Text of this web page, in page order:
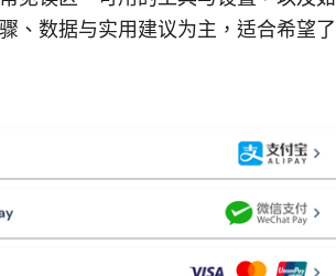
、数据与实用建议为主，适合希望了